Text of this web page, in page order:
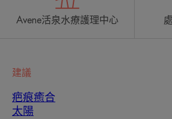
Avene活泉水療護理中心
建議
疤痕癒合
太陽